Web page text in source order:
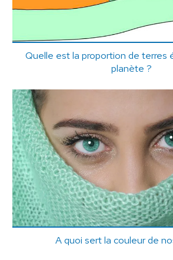
Quelle est la proportion de terres
planète ?
A quoi sert la couleur de